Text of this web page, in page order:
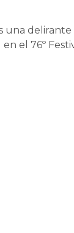
una delirante
el 76º